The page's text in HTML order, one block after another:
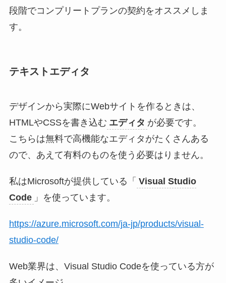
段階でコンプリートプランの契約をオススメしま
す。
テキストエディタ
デザインから実際にWebサイトを作るときは、
HTMLやCSSを書き込む エディタ が必要です。
こちらは無料で高機能なエディタがたくさんある
ので、あえて有料のものを使う必要はりません。
私はMicrosoftが提供している「 Visual Studio
Code 」を使っています。
https://azure.microsoft.com/ja-jp/products/visual-
studio-code/
Web業界は、Visual Studio Codeを使っている方が